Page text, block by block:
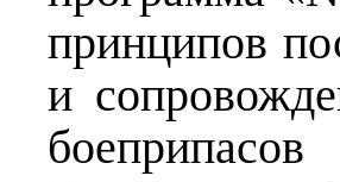
принципов
и